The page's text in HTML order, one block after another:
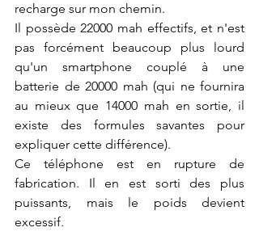
recharge sur mon chemin.
Il possède 22000 mah effectifs, et n'est
pas forcément beaucoup plus lourd
qu'un smartphone couplé à une
batterie de 20000 mah (qui ne fournira
au mieux que 14000 mah en sortie, il
existe des formules savantes pour
expliquer cette différence).
Ce téléphone est en rupture de
fabrication. Il en est sorti des plus
puissants, mais le poids devient
excessif.